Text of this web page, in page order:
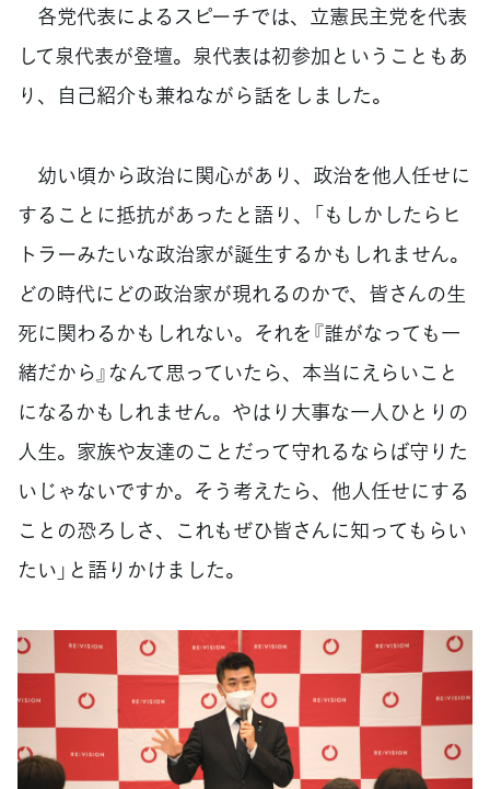
各党代表によるスピーチでは、立憲民主党を代表
して泉代表が登壇。泉代表は初参加ということもあ
り、自己紹介も兼ねながら話をしました。
幼い頃から政治に関心があり、政治を他人任せに
することに抵抗があったと語り、「もしかしたらヒ
トラーみたいな政治家が誕生するかもしれません。
どの時代にどの政治家が現れるのかで、皆さんの生
死に関わるかもしれない。それを『誰がなっても一
緒だから』なんて思っていたら、本当にえらいこと
になるかもしれません。やはり大事な一人ひとりの
人生。家族や友達のことだって守れるならば守りた
いじゃないですか。そう考えたら、他人任せにする
ことの恐ろしさ、これもぜひ皆さんに知ってもらい
たい」と語りかけました。